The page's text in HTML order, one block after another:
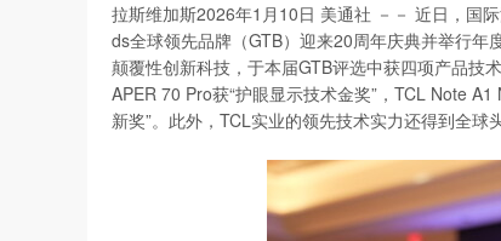
拉斯维加斯2026年1月10日 美通社 －－ 近日，国
ds全球领先品牌（GTB）迎来20周年庆典并举行
颠覆性创新科技，于本届GTB评选中获四项产品技
APER 70 Pro获“护眼显示技术金奖”，TCL Note
新奖”。此外，TCL实业的领先技术实力还得到全球